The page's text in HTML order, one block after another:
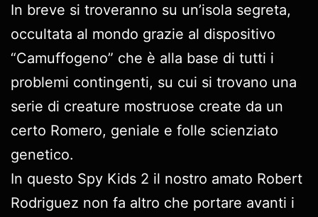
In breve si troveranno su un’isola segreta,
occultata al mondo grazie al dispositivo
“Camuffogeno” che è alla base di tutti i
problemi contingenti, su cui si trovano una
serie di creature mostruose create da un
certo Romero, geniale e folle scienziato
genetico.
In questo Spy Kids 2 il nostro amato Robert
Rodriguez non fa altro che portare avanti i